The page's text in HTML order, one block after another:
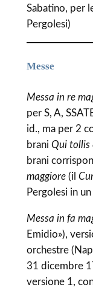
Sabatino, per
Pergolesi)
Messe
Messa in re
per S, A,
id., ma per 2
brani Qui tollis
brani
maggiore(il
Pergolesi in un
Messa in fa
Emidio»),
orchestre
31 dicembre
versione 1,